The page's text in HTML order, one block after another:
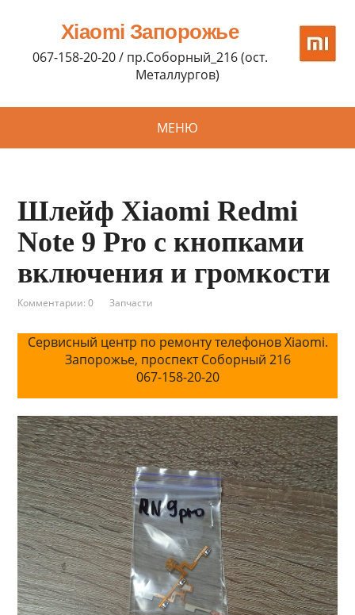
Xiaomi Запорожье
067-158-20-20 / пр.Соборный_216 (ост.
Металлургов)
МЕНЮ
Шлейф Xiaomi Redmi
Note 9 Pro с кнопками
включения и громкости
Комментарии: 0 Запчасти
Сервисный центр по ремонту телефонов Xiaomi.
Запорожье, проспект Соборный 216
067-158-20-20